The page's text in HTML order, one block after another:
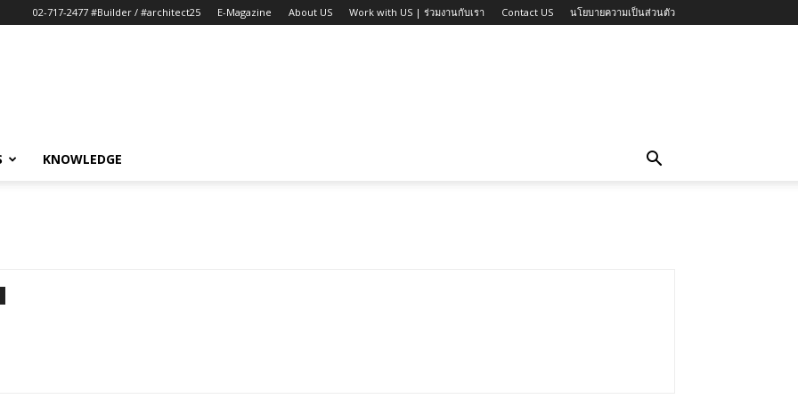
02-717-2477 #Builder / #architect25 E-Magazine About US Work with US | ร่วมงานกับเรา Contact US นโยบายความเป็นส่วนตัว
KNOWLEDGE